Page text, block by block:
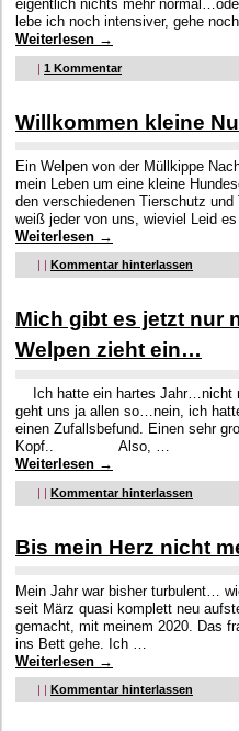
eigentlich nichts mehr
lebe ich noch intensiver, gehe
Weiterlesen →
| 1 Kommentar
Willkommen kleine
Ein Welpen von der Müllkippe
mein Leben um eine kleine
den verschiedenen Tierschutz
weiß jeder von uns, wieviel Leid
Weiterlesen →
| | Kommentar hinterlassen
Mich gibt es jetzt nur
Welpen zieht ein…
Ich hatte ein hartes Jahr…nicht
geht uns ja allen so…nein, ich
einen Zufallsbefund. Einen sehr
Kopf.. Also, …
Weiterlesen →
| | Kommentar hinterlassen
Bis mein Herz nicht
Mein Jahr war bisher turbulent…
seit März quasi komplett neu
gemacht, mit meinem 2020. Das
ins Bett gehe. Ich …
Weiterlesen →
Kommentar hinterlassen